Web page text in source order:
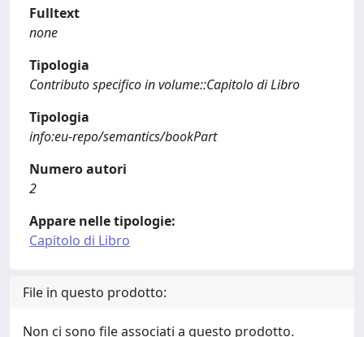
Fulltext
none
Tipologia
Contributo specifico in volume::Capitolo di Libro
Tipologia
info:eu-repo/semantics/bookPart
Numero autori
2
Appare nelle tipologie:
Capitolo di Libro
File in questo prodotto:
Non ci sono file associati a questo prodotto.